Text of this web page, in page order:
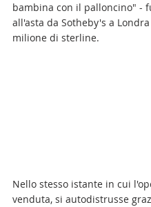
bambina con il palloncino" -
all'asta da Sotheby's a
milione di sterline.
Nello stesso istante in cui
venduta, si autodistrusse